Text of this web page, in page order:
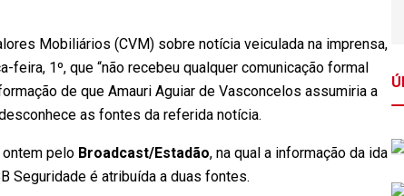
Mobiliários (CVM) sobre notícia veiculada na imprensa,
1º, que “não recebeu qualquer comunicação formal
de que Amauri Aguiar de Vasconcelos assumiria a
as fontes da referida notícia.
ontem pelo Broadcast/Estadão, na qual a informação da ida
Seguridade é atribuída a duas fontes.